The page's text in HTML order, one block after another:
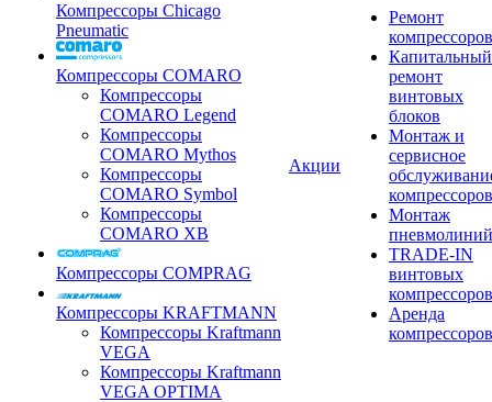
Компрессоры Chicago
Pneumatic
Компрессоры COMARO
Компрессоры
COMARO Legend
Компрессоры
COMARO Mythos
Компрессоры
COMARO Symbol
Компрессоры
COMARO XB
Компрессоры COMPRAG
Компрессоры KRAFTMANN
Компрессоры Kraftmann
VEGA
Компрессоры Kraftmann
VEGA OPTIMA
Акции
Ремонт
компрессоров
Капитальный
ремонт
винтовых
блоков
Монтаж и
сервисное
компрессоров
Монтаж
пневмолиний
TRADE-IN
винтовых
компрессоров
Аренда
компрессоров